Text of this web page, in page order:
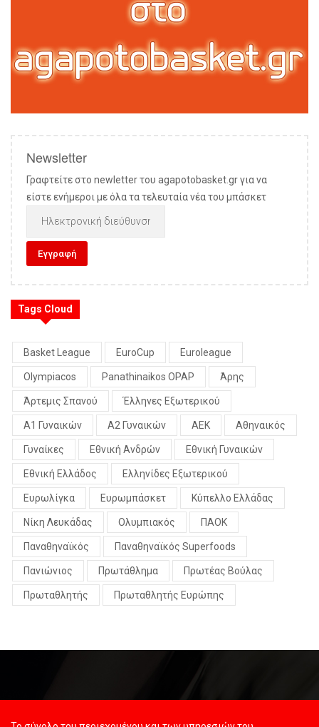
Newsletter
Γραφτείτε στο newletter του agapotobasket.gr για να
είστε ενήμεροι με όλα τα τελευταία νέα του μπάσκετ
Tags Cloud
Basket League EuroCup Euroleague
Olympiacos Panathinaikos OPAP Άρης
Άρτεμις Σπανού Έλληνες Εξωτερικού
Α1 Γυναικών Α2 Γυναικών ΑΕΚ Αθηναικός
Γυναίκες Εθνική Ανδρών Εθνική Γυναικών
Εθνική Ελλάδος Ελληνίδες Εξωτερικού
Ευρωλίγκα Ευρωμπάσκετ Κύπελλο Ελλάδας
Νίκη Λευκάδας Ολυμπιακός ΠΑΟΚ
Παναθηναϊκός Παναθηναϊκός Superfoods
Πανιώνιος Πρωτάθλημα Πρωτέας Βούλας
Πρωταθλητής Πρωταθλητής Ευρώπης